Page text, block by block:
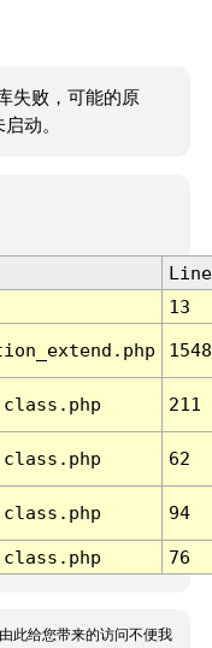
失败，可能的原
动。
Line
13
1548
211
62
94
76
此给您带来的访问不便我